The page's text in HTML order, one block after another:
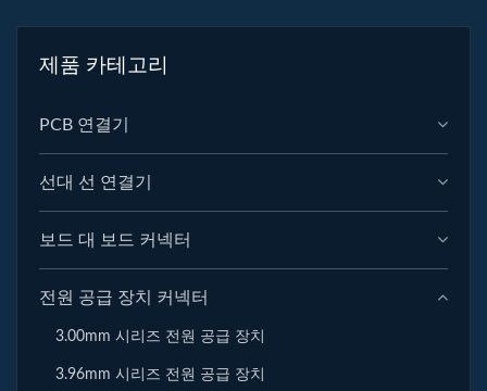
제품 카테고리
PCB 연결기
선대 선 연결기
보드 대 보드 커넥터
전원 공급 장치 커넥터
3.00mm 시리즈 전원 공급 장치
3.96mm 시리즈 전원 공급 장치